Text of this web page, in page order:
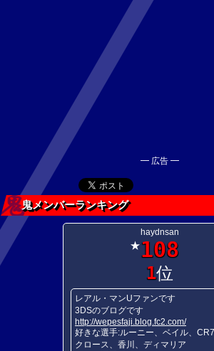
━ 広告 ━
鬼メンバーランキング
haydnsan
★108
1位
レアル・マンUファンです
3DSのブログです
http://wepesfaji.blog.fc2.com/
好きな選手:ルーニー、ベイル、
クロース、香川、ディマリア